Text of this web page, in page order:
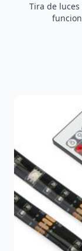
Tira de luces